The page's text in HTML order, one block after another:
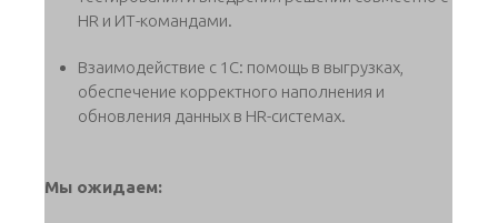
HR и ИТ-командами.
Взаимодействие с 1С: помощь в выгрузках,
обеспечение корректного наполнения и
обновления данных в HR-системах.
Мы ожидаем: